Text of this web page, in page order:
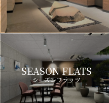
SEASON FLATS
シーズンフラッツ